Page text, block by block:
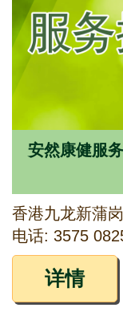
安然康健服
香港九龙新蒲
电话: 3575
详情